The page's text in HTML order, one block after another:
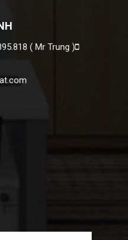
( Mr Trung )